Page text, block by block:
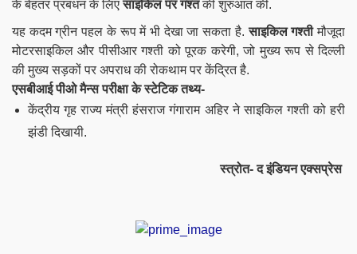
के बेहतर प्रबंधन के लिएसाइकिल पर गश्तकी शुरुआत की.
यह कदम ग्रीन पहल के रूप में भी देखा जा सकता है.साइकिल गश्तीमौजूदा
मोटरसाइकिल और पीसीआर गश्ती को पूरक करेगी, जो मुख्य रूप से दिल्ली
की मुख्य सड़कों पर अपराध की रोकथाम पर केंद्रित है.
एसबीआई पीओ मैन्स परीक्षा के स्टेटिक तथ्य-
केंद्रीय गृह राज्य मंत्री हंसराज गंगाराम अहिर ने साइकिल गश्ती को हरी
झंडी दिखायी.
स्त्रोत- द इंडियन एक्सप्रेस